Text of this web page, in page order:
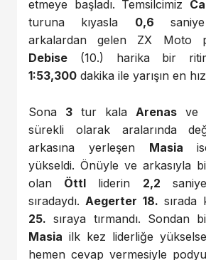
etmeye başladı. Temsilcimiz
turuna kıyasla 0,6
arkalardan gelen ZX Moto
Debise (10.) harika bir
1:53,300 dakika ile yarışın en
Sona 3 tur kala Arenas ve
sürekli olarak aralarında
arkasına yerleşen Masia
yükseldi. Önüyle ve arkasıyla
olan Öttl liderin 2,2
sıradaydı. Aegerter 18. sırada
25. sıraya tırmandı. Sondan
Masia ilk kez liderliğe
hemen cevap vermesiyle